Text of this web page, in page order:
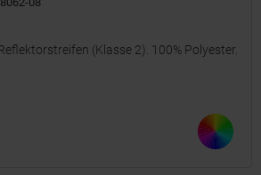
(Klasse 2). 100% Polyester.